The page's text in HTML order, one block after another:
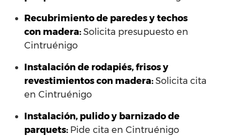
Recubrimiento de paredes y techos
con madera:Solicita presupuesto en
Cintruénigo
Instalación de rodapiés, frisos y
revestimientos con madera:Solicita cita
en Cintruénigo
Instalación, pulido y barnizado de
parquets: Pide cita en Cintruénigo